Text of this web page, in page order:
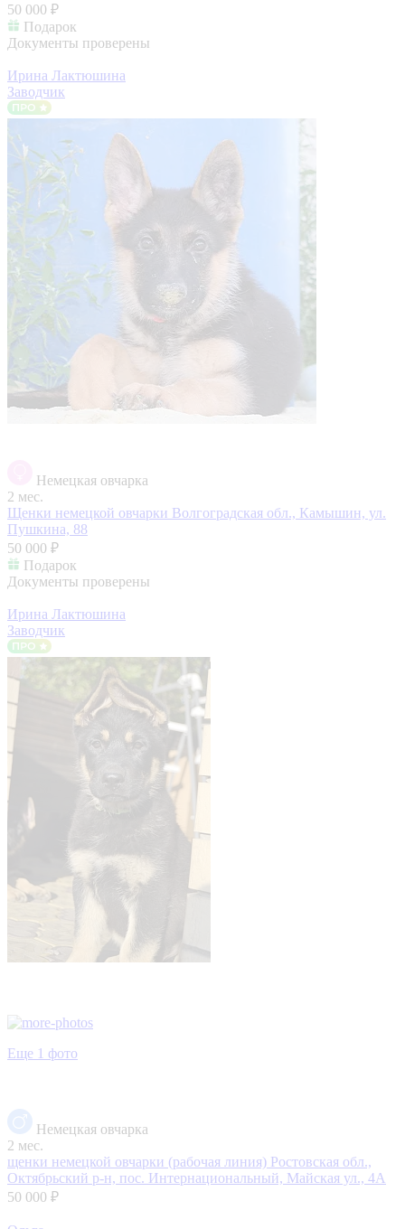
50 000 ₽
Подарок
Документы проверены
Ирина Лактюшина
Заводчик
Немецкая овчарка
2 мес.
Щенки немецкой овчарки Волгоградская обл., Камышин, ул.
Пушкина, 88
50 000 ₽
Подарок
Документы проверены
Ирина Лактюшина
Заводчик
Еще 1 фото
Немецкая овчарка
2 мес.
щенки немецкой овчарки (рабочая линия) Ростовская обл.,
Октябрьский р-н, пос. Интернациональный, Майская ул., 4А
50 000 ₽